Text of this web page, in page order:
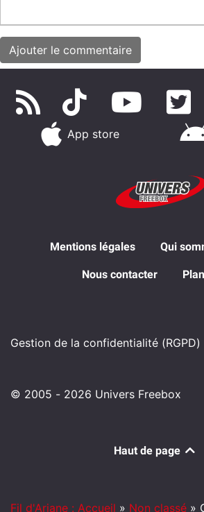
App store
Mentions légales Qui
Nous contacter
Gestion de la confidentialité (RGPD)
© 2005 - 2026 Univers Freebox
Haut de page
Fil d'Ariane : Accueil » Non classé »